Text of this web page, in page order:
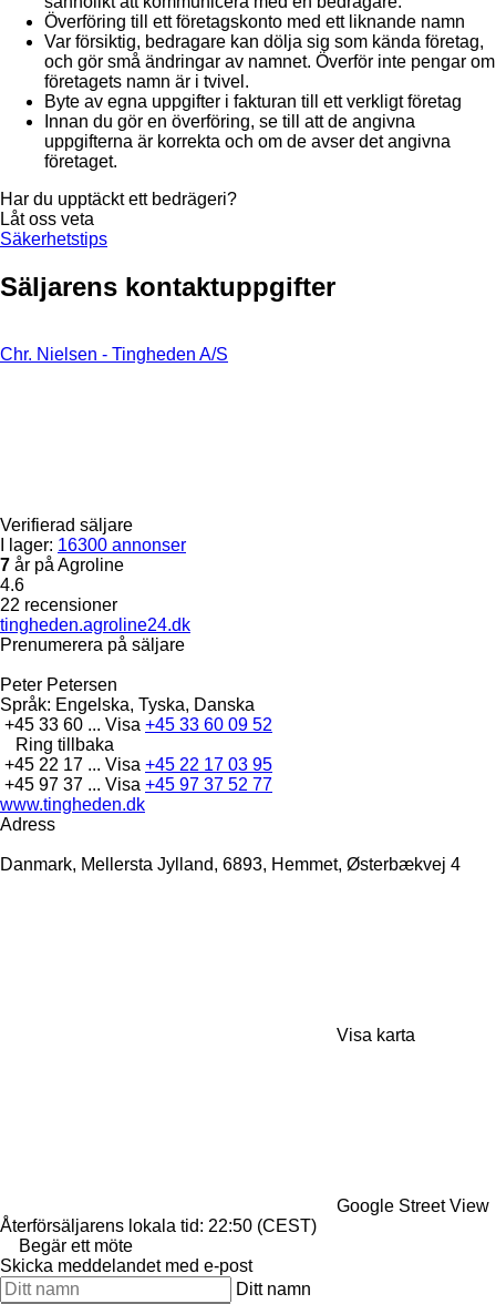
Överföring till ett företagskonto med ett liknande namn
Var försiktig, bedragare kan dölja sig som kända företag,
och gör små ändringar av namnet. Överför inte pengar om
företagets namn är i tvivel.
Byte av egna uppgifter i fakturan till ett verkligt företag
Innan du gör en överföring, se till att de angivna
uppgifterna är korrekta och om de avser det angivna
företaget.
Har du upptäckt ett bedrägeri?
Låt oss veta
Säkerhetstips
Säljarens kontaktuppgifter
Chr. Nielsen - Tingheden A/S
Verifierad säljare
I lager: 16300 annonser
7 år på Agroline
4.6
22 recensioner
tingheden.agroline24.dk
Prenumerera på säljare
Peter Petersen
Språk: Engelska, Tyska, Danska
+45 33 60 ... Visa +45 33 60 09 52
Ring tillbaka
+45 22 17 ... Visa +45 22 17 03 95
+45 97 37 ... Visa +45 97 37 52 77
www.tingheden.dk
Adress
Danmark, Mellersta Jylland, 6893, Hemmet, Østerbækvej 4
Visa karta
Google Street View
Återförsäljarens lokala tid: 22:50 (CEST)
Begär ett möte
Skicka meddelandet med e-post
Ditt namn